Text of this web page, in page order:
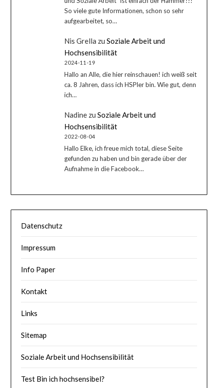
So viele gute Informationen, schon so sehr
aufgearbeitet, so…
Nis Grella zuSoziale Arbeit und
Hochsensibilität
2024-11-19
Hallo an Alle, die hier reinschauen! ich weiß seit
ca. 8 Jahren, dass ich HSPler bin. Wie gut, denn
ich…
Nadine zuSoziale Arbeit und
Hochsensibilität
2022-08-04
Hallo Elke, ich freue mich total, diese Seite
gefunden zu haben und bin gerade über der
Aufnahme in die Facebook…
Datenschutz
Impressum
Info Paper
Kontakt
Links
Sitemap
Soziale Arbeit und Hochsensibilität
Test Bin ich hochsensibel?